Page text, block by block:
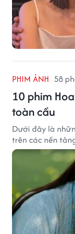
PHIM ẢNH 58
10 phim
toàn cầu
Dưới đây là
trên các nền